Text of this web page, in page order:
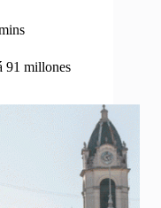
91 millones